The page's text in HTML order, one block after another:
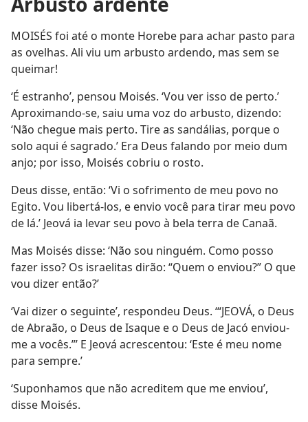
MOISÉS foi até o monte Horebe para achar pasto para
as ovelhas. Ali viu um arbusto ardendo, mas sem se
queimar!
‘É estranho’, pensou Moisés. ‘Vou ver isso de perto.’
Aproximando-se, saiu uma voz do arbusto, dizendo:
‘Não chegue mais perto. Tire as sandálias, porque o
solo aqui é sagrado.’ Era Deus falando por meio dum
anjo; por isso, Moisés cobriu o rosto.
Deus disse, então: ‘Vi o sofrimento de meu povo no
Egito. Vou libertá-los, e envio você para tirar meu povo
de lá.’ Jeová ia levar seu povo à bela terra de Canaã.
Mas Moisés disse: ‘Não sou ninguém. Como posso
fazer isso? Os israelitas dirão: “Quem o enviou?” O que
vou dizer então?’
‘Vai dizer o seguinte’, respondeu Deus. ‘“JEOVÁ, o Deus
de Abraão, o Deus de Isaque e o Deus de Jacó enviou-
me a vocês.”’ E Jeová acrescentou: ‘Este é meu nome
para sempre.’
‘Suponhamos que não acreditem que me enviou’,
disse Moisés.